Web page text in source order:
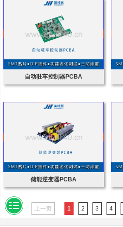
自动驻车控制器PCBA
储能逆变器PCBA
上一页 1 2 3 4